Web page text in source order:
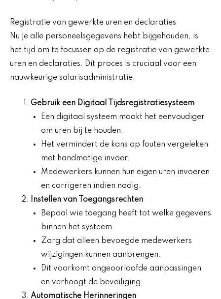
Registratie van gewerkte uren en declaraties
Nu je alle personeelsgegevens hebt bijgehouden, is
het tijd om te focussen op de registratie van gewerkte
uren en declaraties. Dit proces is cruciaal voor een
nauwkeurige salarisadministratie.
Gebruik een Digitaal Tijdsregistratiesysteem
Een digitaal systeem maakt het eenvoudiger
om uren bij te houden.
Het vermindert de kans op fouten vergeleken
met handmatige invoer.
Medewerkers kunnen hun eigen uren invoeren
en corrigeren indien nodig.
Instellen van Toegangsrechten
Bepaal wie toegang heeft tot welke gegevens
binnen het systeem.
Zorg dat alleen bevoegde medewerkers
wijzigingen kunnen aanbrengen.
Dit voorkomt ongeoorloofde aanpassingen
en verhoogt de beveiliging.
Automatische Herinneringen